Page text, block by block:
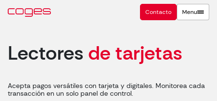
Contacto Menu
Lectores de tarjetas
Acepta pagos versátiles con tarjeta y digitales. Monitorea cada
transacción en un solo panel de control.